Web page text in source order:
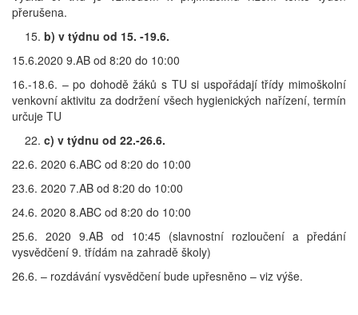
přerušena.
b) v týdnu od 15. -19.6.
15.6.2020 9.AB od 8:20 do 10:00
16.-18.6. – po dohodě žáků s TU si uspořádají třídy mimoškolní
venkovní aktivitu za dodržení všech hygienických nařízení, termín
určuje TU
c) v týdnu od 22.-26.6.
22.6. 2020 6.ABC od 8:20 do 10:00
23.6. 2020 7.AB od 8:20 do 10:00
24.6. 2020 8.ABC od 8:20 do 10:00
25.6. 2020 9.AB od 10:45 (slavnostní rozloučení a předání
vysvědčení 9. třídám na zahradě školy)
26.6. – rozdávání vysvědčení bude upřesněno – viz výše.